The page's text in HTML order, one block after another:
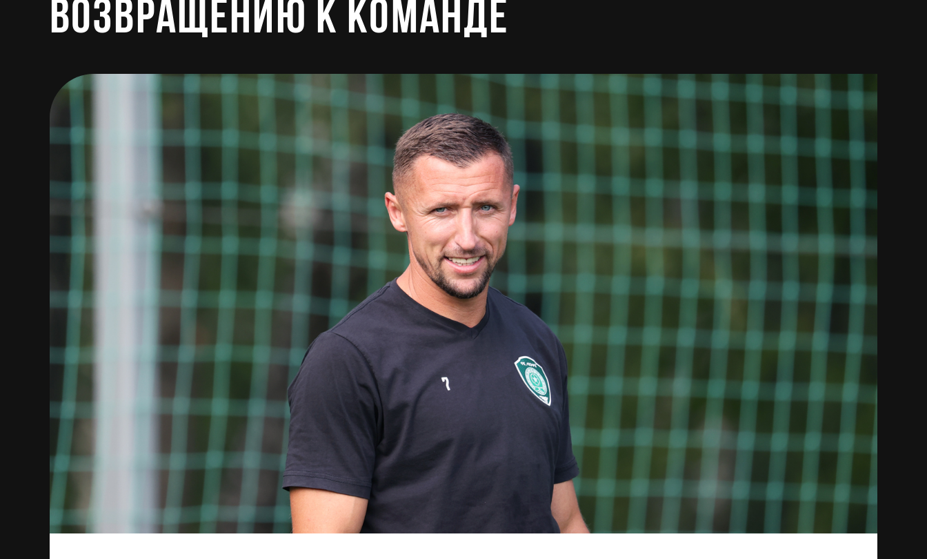
возвращению к команде